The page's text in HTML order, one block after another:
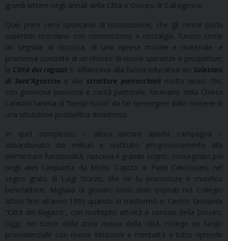
grandi lettere negli annali della Città e Diocesi di Caltagirone.
Quei primi semi spontanei di ricostruzione, che gli ormai pochi
superstiti ricordano con commozione e nostalgia, furono come
un segnale di riscossa, di una ripresa morale e materiale, e
promesse concrete di un rifiorire di nuove speranze e prospettive:
la Città dei ragazzi si affiancava alla fucina educativa dei Salesiani
di Sant’Agostino e alle strutture parrocchiali molto vivaci che,
con generosa passione e carità pastorale, facevano della Chiesa
Calatina l’anima di “tempi nuovi” da far riemergere dalle macerie di
una situazione postbellica disastrosa.
In quel complesso – allora ancora aperta campagna –
abbandonato dai militari e restituito progressivamente alla
elementare funzionalità, nasceva il grande sogno, consegnato poi
negli anni Cinquanta da Mons. Capizzi ai Padri Canossiani, nel
segno grato di Luigi Sturzo, che ne fu promotore e munifico
benefattore. Migliaia di giovani sono stati ospitati nel Collegio
attivo fino all’anno 1995 quando si trasformò in Centro Giovanile
“Città dei Ragazzi”, con molteplici attività a servizio della Diocesi.
Oggi, nel cuore della zona nuova della città, risorge un luogo
provvidenziale con nuove intuizioni e mentalità e tutto riprende